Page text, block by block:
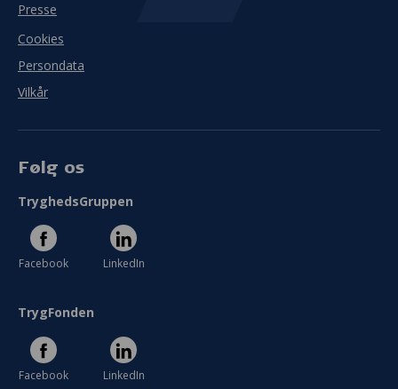
Presse
Cookies
Persondata
Vilkår
Følg os
TryghedsGruppen
Facebook LinkedIn
TrygFonden
Facebook LinkedIn